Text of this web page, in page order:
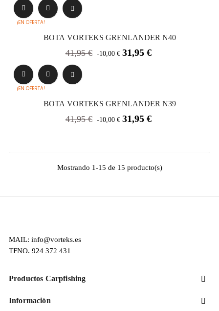
¡EN OFERTA!
BOTA VORTEKS GRENLANDER N40
Precio
41,95 € -10,00 €
Precio
31,95 €
¡EN OFERTA!
BOTA VORTEKS GRENLANDER N39
Precio
41,95 € -10,00 €
Precio
31,95 €
Mostrando 1-15 de 15 producto(s)
MAIL: info@vorteks.es
TFNO. 924 372 431
Productos Carpfishing 
Información 